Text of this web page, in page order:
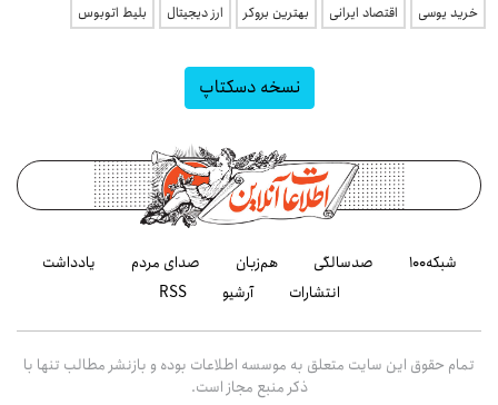
خرید یوسی
اقتصاد ایرانی بهترین بروکر ارز دیجیتال بلیط اتوبوس
نسخه دسکتاپ
شبکه۱۰۰ صدسالگی هم‌زبان صدای مردم
یادداشت
انتشارات
آرشیو RSS
تمام حقوق این سایت متعلق به موسسه اطلاعات بوده و بازنشر مطالب تنها با
ذکر منبع مجاز است.